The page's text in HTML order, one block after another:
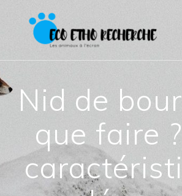
contenu
Nid de
que faire